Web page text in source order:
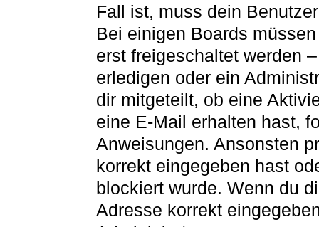
Fall ist, muss dein
Bei einigen Boards
erst freigeschaltet werden
erledigen oder ein
dir mitgeteilt, ob eine
eine E-Mail erhalten hast,
Anweisungen. Ansonsten
korrekt eingegeben hast
blockiert wurde. Wenn du
Adresse korrekt